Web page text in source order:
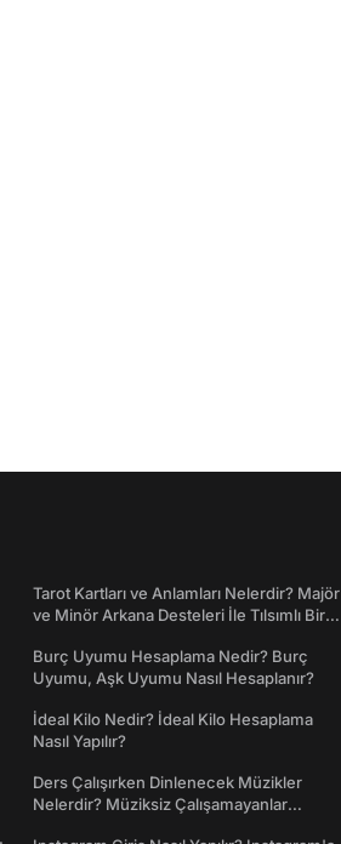
Tarot Kartları ve Anlamları Nelerdir? Majör
ve Minör Arkana Desteleri İle Tılsımlı Bir
Burç Uyumu Hesaplama Nedir? Burç
Uyumu, Aşk Uyumu Nasıl Hesaplanır?
İdeal Kilo Nedir? İdeal Kilo Hesaplama
Nasıl Yapılır?
Ders Çalışırken Dinlenecek Müzikler
Nelerdir? Müziksiz Çalışamayanlar